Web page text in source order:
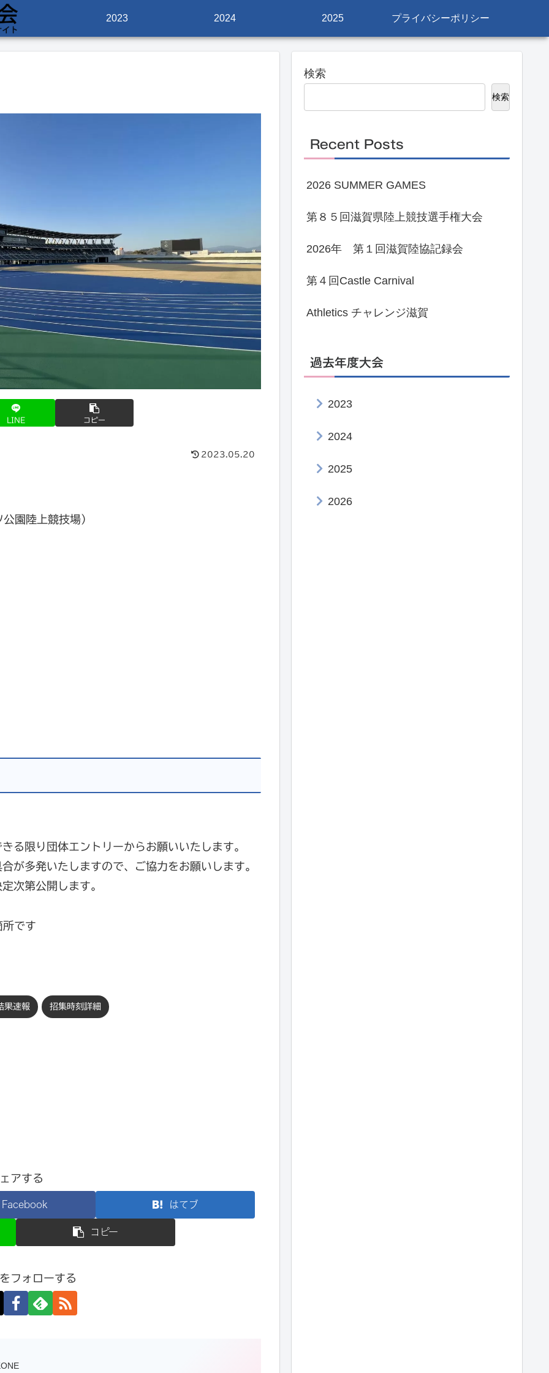
2023 2024 2025 プライバシーポリシー
LINE コピー
2023.05.20
園陸上競技場）
り団体エントリーからお願いいたします。
発いたしますので、ご協力をお願いします。
第公開します。
です
果速報 招集時刻詳細
アする
Facebook はてブ
コピー
フォローする
検索
検索
Recent Posts
2026 SUMMER GAMES
第８５回滋賀県陸上競技選手権大会
2026年 第１回滋賀陸協記録会
第４回Castle Carnival
Athletics チャレンジ滋賀
過去年度大会
2023
2024
2025
2026